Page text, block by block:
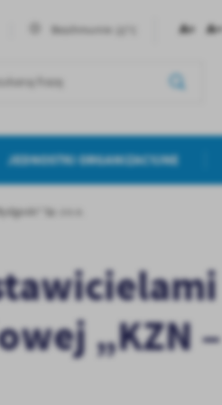
JEDNOSTKI ORGANIZACYJNE
Sp. z o.o.
„KZN –